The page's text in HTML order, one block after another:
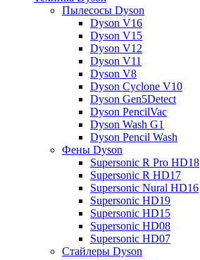
Пылесосы Dyson
Dyson V16
Dyson V15
Dyson V12
Dyson V11
Dyson V8
Dyson Cyclone V10
Dyson Gen5Detect
Dyson PencilVac
Dyson Wash G1
Dyson Pencil Wash
Фены Dyson
Supersonic R Pro HD18
Supersonic R HD17
Supersonic Nural HD16
Supersonic HD19
Supersonic HD15
Supersonic HD08
Supersonic HD07
Стайлеры Dyson